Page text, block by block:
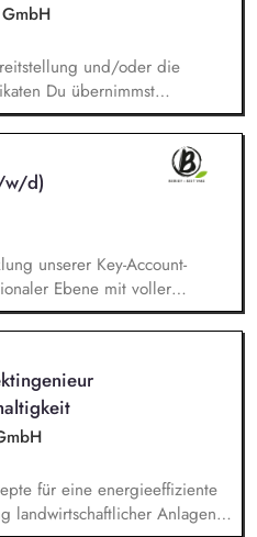
und/oder die
Du übernimmst
Du hilfst bei der
dich um das
uns bei den
dich um das
im Bereich Einkauf
w/d)
unserer Key-Account-
Ebene mit voller
Entwicklung und
Distributions- und
neuer
Analyse von Markt- und
Ableitung gezielter
Category-Managements.
und Promotions sowie
Aktionsvorschlägen.
für eine energieeffiziente
landwirtschaftlicher Anlagen